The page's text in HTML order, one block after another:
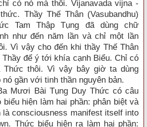
có nó mà thôi. Vijanavada vijna -
Thầy Thế Thân (Vasubandhu)
Tam Thập Tụng đã dùng chữ
như đến năm lần và chỉ một lần
Vì vậy cho đến khi thầy Thế Thân
để ý tới khía cạnh Biểu. Chỉ có
Thức thôi. Vì vậy bây giờ ta dùng
gần với tinh thần nguyên bản.
Mươi Bài Tụng Duy Thức có câu
biểu hiện làm hai phần: phân biệt và
là consciousness manifest itself into
Thức biểu hiện ra làm hai phần: